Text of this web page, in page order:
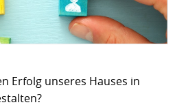
Erfolg unseres Hauses in